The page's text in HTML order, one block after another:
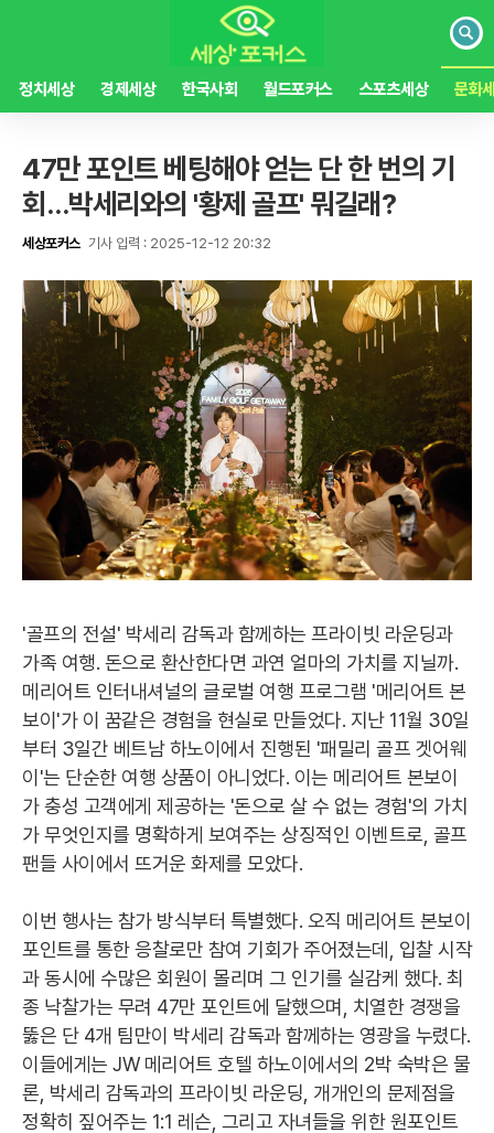
검
색
정치세상 경제세상 한국사회 월드포커스 스포츠세상 문화
47만 포인트 베팅해야 얻는 단 한 번의 기
회…박세리와의 '황제 골프' 뭐길래?
세상포커스 기사 입력 : 2025-12-12 20:32
'골프의 전설' 박세리 감독과 함께하는 프라이빗 라운딩과
가족 여행. 돈으로 환산한다면 과연 얼마의 가치를 지닐까.
메리어트 인터내셔널의 글로벌 여행 프로그램 '메리어트 본
보이'가 이 꿈같은 경험을 현실로 만들었다. 지난 11월 30일
부터 3일간 베트남 하노이에서 진행된 '패밀리 골프 겟어웨
이'는 단순한 여행 상품이 아니었다. 이는 메리어트 본보이
가 충성 고객에게 제공하는 '돈으로 살 수 없는 경험'의 가치
가 무엇인지를 명확하게 보여주는 상징적인 이벤트로, 골프
팬들 사이에서 뜨거운 화제를 모았다.
이번 행사는 참가 방식부터 특별했다. 오직 메리어트 본보이
포인트를 통한 응찰로만 참여 기회가 주어졌는데, 입찰 시작
과 동시에 수많은 회원이 몰리며 그 인기를 실감케 했다. 최
종 낙찰가는 무려 47만 포인트에 달했으며, 치열한 경쟁을
뚫은 단 4개 팀만이 박세리 감독과 함께하는 영광을 누렸다.
이들에게는 JW 메리어트 호텔 하노이에서의 2박 숙박은 물
론, 박세리 감독과의 프라이빗 라운딩, 개개인의 문제점을
정확히 짚어주는 1:1 레슨, 그리고 자녀들을 위한 원포인트